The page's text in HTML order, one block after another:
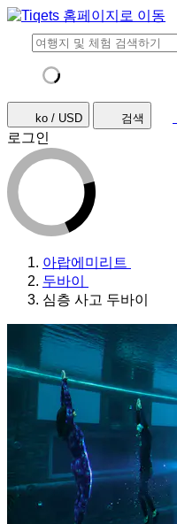
ko / USD 검색
로그인
아랍에미리트
두바이
심층 사고 두바이